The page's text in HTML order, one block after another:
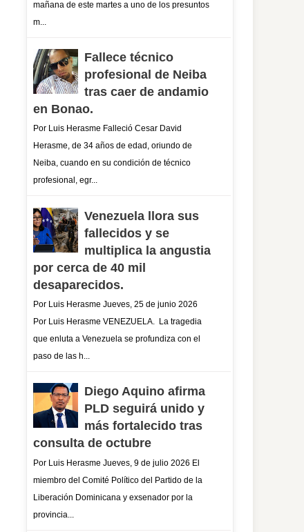
mañana de este martes a uno de los presuntos
m...
Fallece técnico
profesional de Neiba
tras caer de andamio
en Bonao.
Por Luis Herasme Falleció Cesar David
Herasme, de 34 años de edad, oriundo de
Neiba, cuando en su condición de técnico
profesional, egr...
Venezuela llora sus
fallecidos y se
multiplica la angustia
por cerca de 40 mil
desaparecidos.
Por Luis Herasme Jueves, 25 de junio 2026
Por Luis Herasme VENEZUELA. La tragedia
que enluta a Venezuela se profundiza con el
paso de las h...
Diego Aquino afirma
PLD seguirá unido y
más fortalecido tras
consulta de octubre
Por Luis Herasme Jueves, 9 de julio 2026 El
miembro del Comité Político del Partido de la
Liberación Dominicana y exsenador por la
provincia...